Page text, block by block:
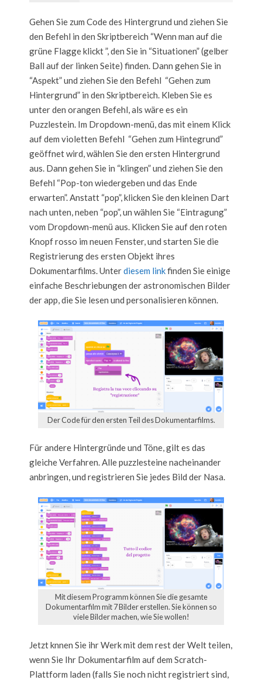
Gehen Sie zum Code des Hintergrund und ziehen Sie
den Befehl in den Skriptbereich “Wenn man auf die
grüne Flagge klickt ”, den Sie in “Situationen” (gelber
Ball auf der linken Seite) finden. Dann gehen Sie in
“Aspekt” und ziehen Sie den Befehl “Gehen zum
Hintergrund” in den Skriptbereich. Kleben Sie es
unter den orangen Befehl, als wäre es ein
Puzzlestein. Im Dropdown-menü, das mit einem Klick
auf dem violetten Befehl “Gehen zum Hintegrund”
geöffnet wird, wählen Sie den ersten Hintergrund
aus. Dann gehen Sie in “klingen” und ziehen Sie den
Befehl “Pop-ton wiedergeben und das Ende
erwarten”. Anstatt “pop”, klicken Sie den kleinen Dart
nach unten, neben “pop”, un wählen Sie “Eintragung”
vom Dropdown-menü aus. Klicken Sie auf den roten
Knopf rosso im neuen Fenster, und starten Sie die
Registrierung des ersten Objekt ihres
Dokumentarfilms. Unterdiesem linkfinden Sie einige
einfache Beschriebungen der astronomischen Bilder
der app, die Sie lesen und personalisieren können.
Der Code für den ersten Teil des Dokumentarfilms.
Für andere Hintergründe und Töne, gilt es das
gleiche Verfahren. Alle puzzlesteine nacheinander
anbringen, und registrieren Sie jedes Bild der Nasa.
Mit diesem Programm können Sie die gesamte
Dokumentarfilm mit 7 Bilder erstellen. Sie können so
viele Bilder machen, wie Sie wollen!
Jetzt knnen Sie ihr Werk mit dem rest der Welt teilen,
wenn Sie Ihr Dokumentarfilm auf dem Scratch-
Plattform laden (falls Sie noch nicht registriert sind,